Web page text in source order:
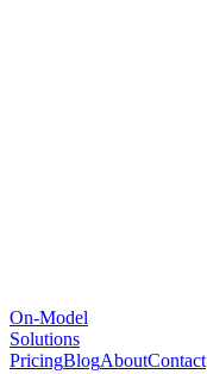
On-Model
Solutions
PricingBlogAboutContact